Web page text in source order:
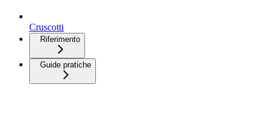
Cruscotti
Riferimento
Guide pratiche